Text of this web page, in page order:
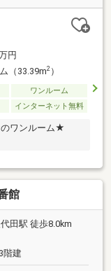
円
（33.39m2）
ワンルーム
インターネット無料
ワンルーム★
館
田駅 徒歩8.0km
階建